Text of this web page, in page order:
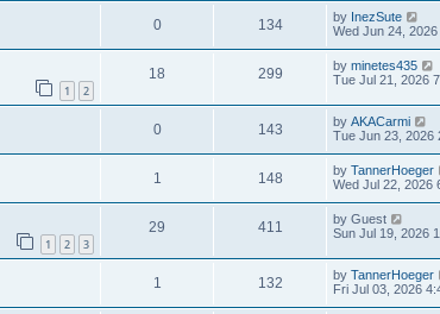
0 134 by InezSute
Wed Jun 24,
1 2
18 299 by minetes435
Tue Jul 21, 2026
0 143 by AKACarmi
Tue Jun 23, 2026
1 148 by TannerHoeger
Wed Jul 22, 2026
1 2 3
29 411 by Guest
Sun Jul 19, 2026
1 132 by TannerHoeger
Fri Jul 03, 2026